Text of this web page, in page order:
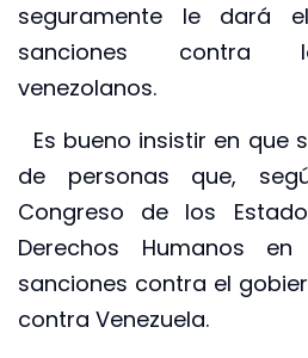
seguramente le dará
sanciones contra
venezolanos.
Es bueno insistir en que
de personas que,
Congreso de los
Derechos Humanos
sanciones contra el
contra Venezuela.